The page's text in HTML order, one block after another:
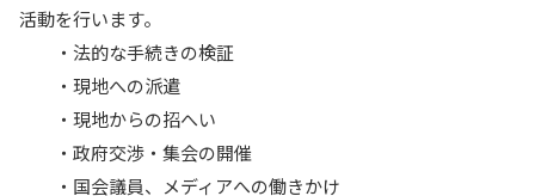
活動を行います。
・法的な手続きの検証
・現地への派遣
・現地からの招へい
・政府交渉・集会の開催
・国会議員、メディアへの働きかけ